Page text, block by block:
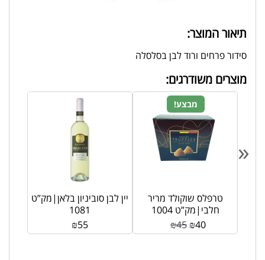
תיאור המוצר:
סידור פרחים ורוד לבן בסלסלה
מוצרים משודרגים:
יין לבן סוביניון בלאן|מק”ט
1081
₪55
מבצע!
טרפלס שוקולד מריר
חלבי|מק”ט 1004
₪45 ₪40
«